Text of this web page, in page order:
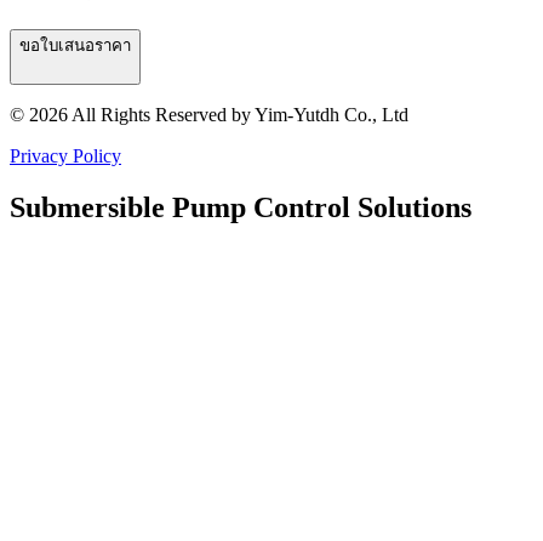
ขอใบเสนอราคา
© 2026 All Rights Reserved by Yim-Yutdh Co., Ltd
Privacy Policy
Submersible Pump Control Solutions